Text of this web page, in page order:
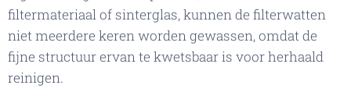
filtermateriaal of sinterglas, kunnen de filterwatten
niet meerdere keren worden gewassen, omdat de
fijne structuur ervan te kwetsbaar is voor herhaald
reinigen.